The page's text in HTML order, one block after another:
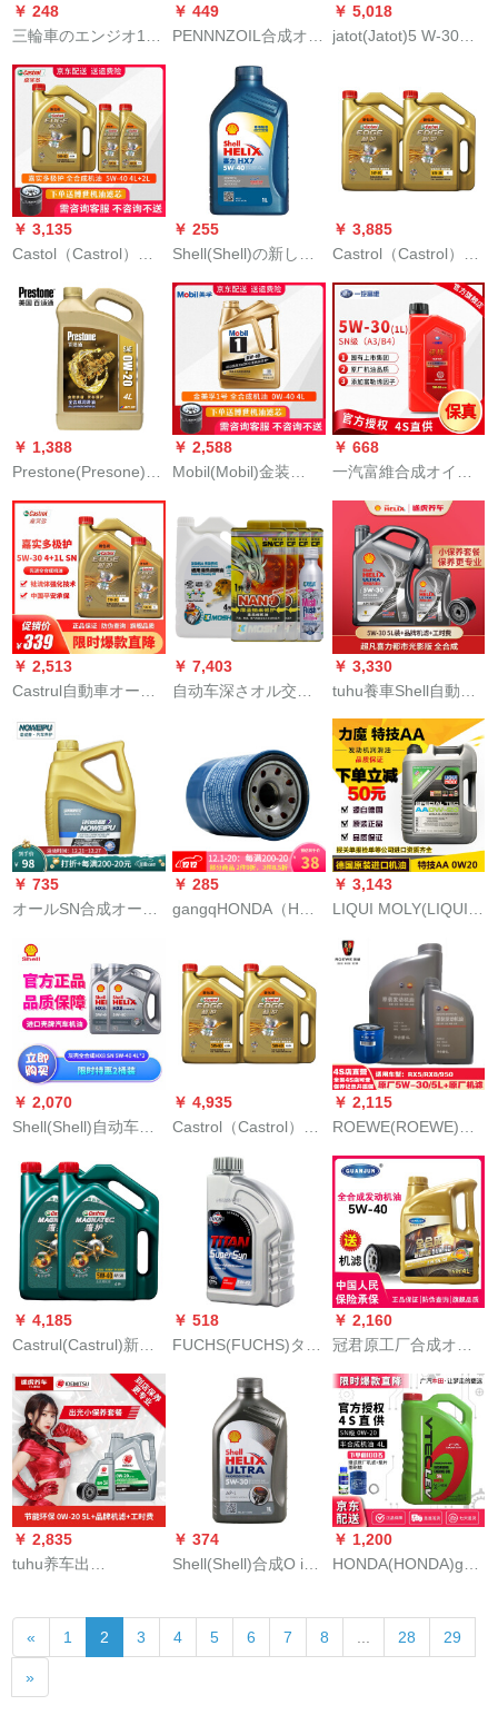
￥ 248
三輪車のエンジオ1.5
クオーケー、イ
FOTON宗申四季通用
1冊をオイルチープ
+スパリングにクラグ
します。
￥ 449
PENNNZOIL合成オイ
W-40 SN 1 QT 946
ml/バレル米国原装入
￥ 5,018
jatot(Jatot)5 W-30全
ンフーティ+工時jaut
SN 5 W-30 4 L+1 Lセ
ト
￥ 3,135
Castol（Castrol）極
車オーイルエンジオ
潤滑油API SN級極保
護チルドレン流体全
合成5 W-40 L+2 L
￥ 255
Shell(Shell)の新し調
ネケン合成オーラル
Helix HX 7 W-40 API
SPブラジル1 L香港原
装入力
￥ 3,885
Castrol（Castrol）極
成Oイグリス5 W-30
FE SN/CF級4 L+4 L
自動車用品
￥ 1,388
Prestone(Presone)合
成オーストリア0 W-
20 GF-5 SN級4 L自
動車用品
￥ 2,588
Mobil(Mobil)金装
成オイ自動車エンイ
オン潤滑油金Mobil 1
号SN級0 W-40 L
￥ 668
一汽富維合成オイイ
ル潤滑油保養自動車
エンジオン一汽
Volkswagenイオンイ
オン一汽原装品質自
動車用品API SN 5 W-
35 W-31 L
￥ 2,513
Castrul自動車オーイ
保護/極保護合成オリ/
金嘉護半合成油/銀嘉
力鉱物質油保護全合
成5 W-30 SN 4 L+1 L
￥ 7,403
自动车深さオル交换
ル)+润滑再生洗浄剤
255 ml+洗浄油)5 W-
30 SN/CF全合成4 L
コーパスのオーラル
交换工数(マシンオー
ル交换工数)【北京邮
送】
￥ 3,330
tuhu養車Shell自動車
小保養セイル+オルフ
ィート+労働時間を含
む都市光影版全合成5
W-30 SP 5 L
￥ 735
オールSN合成オーイ
ロード長安車面包車
半合成四季エン潤滑
油SN級5 W-40
￥ 285
gangqHONDA（HONDA）
オデッセイの歌の诗
図の思域杰徳の润滑
油のエンジオイの4 L
HONDA机のフィルタ
￥ 3,143
LIQUI MOLY(LIQUI
W-20 L/5 L合成オリ
ル自動車エン潤滑油
特技AA 0 W 20 L
￥ 2,070
Shell(Shell)自动车オ
凡なハーネケンhx 8
全合成ブラジルシー
ェ7イエロスコhx 6半
合成ヨロッパ版入力
グレイシエルの全合
成HX 8 SN 5 W-42*
￥ 4,935
Castrol（Castrol）極
成Oイグリス5 W-40
A 3/B 4 SN/CF級4
L+4 L自動車用品
￥ 2,115
ROEWE(ROEWE)原
小保養コス4 S店セイ
ト保护RX 5/RX
8/950-中石化原工厂
小保養コス(オリル＋
マーフーティー)
￥ 4,185
Castrul(Castrul)新型
磁気保護合成オーラ
ル潤滑油5 W-40 SN
級4 L+4 L自動車用品
￥ 518
FUCHS(FUCHS)タレ
SNクラス1 L自動車用
￥ 2,160
冠君原工厂合成オー
ルイは长安自动车専
门用オール四季通用
オール合成オール5
W-40 SN级4 L升长安
CS 75オーイに适用さ
れます。
￥ 2,835
tuhu养车出
マシフィ-ルド工数を
含む全合成エンジオ
の省エネ环境保护SN
￥ 374
Shell(Shell)合成O i抜
AP-L 5 W-30灰殻1 L
ドイツ原装入力
￥ 1,200
パンクの歌図思迪皓
影思域CRV/XRDVゴ
« 1 2 3 4 5 6 7 8 28 29
»